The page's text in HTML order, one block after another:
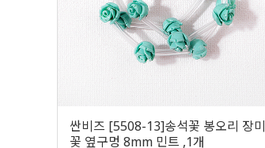
싼비즈 [5508-13]송석꽃 봉오리 장미
꽃 옆구멍 8mm 민트 ,1개